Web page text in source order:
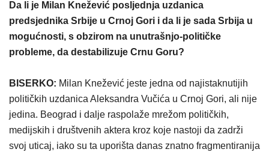
Da li je Milan Knežević posljednja uzdanica
predsjednika Srbije u Crnoj Gori i da li je sada Srbija u
mogućnosti, s obzirom na unutrašnjo-političke
probleme, da destabilizuje Crnu Goru?
BISERKO: Milan Knežević jeste jedna od najistaknutijih
političkih uzdanica Aleksandra Vučića u Crnoj Gori, ali nije
jedina. Beograd i dalje raspolaže mrežom političkih,
medijskih i društvenih aktera kroz koje nastoji da zadrži
svoj uticaj, iako su ta uporišta danas znatno fragmentiranija